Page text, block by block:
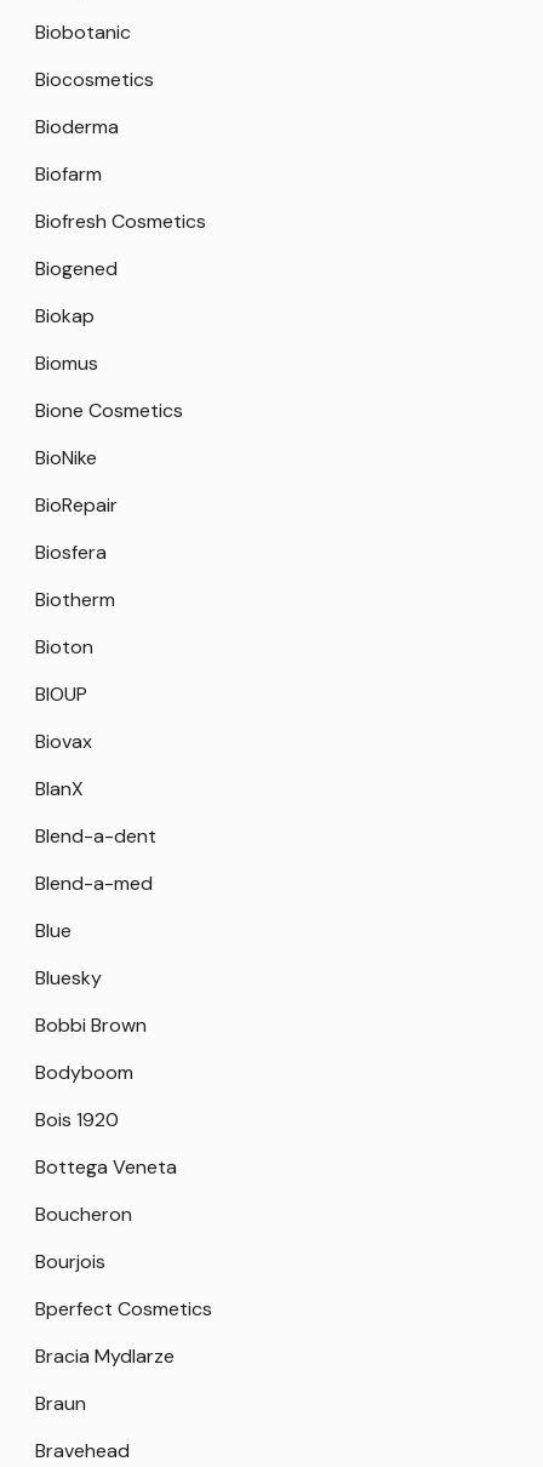
Biobotanic
Biocosmetics
Bioderma
Biofarm
Biofresh Cosmetics
Biogened
Biokap
Biomus
Bione Cosmetics
BioNike
BioRepair
Biosfera
Biotherm
Bioton
BIOUP
Biovax
BlanX
Blend-a-dent
Blend-a-med
Blue
Bluesky
Bobbi Brown
Bodyboom
Bois 1920
Bottega Veneta
Boucheron
Bourjois
Bperfect Cosmetics
Bracia Mydlarze
Braun
Bravehead